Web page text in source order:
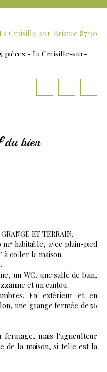
La Croisille-sur-Briance 87130
pièces - La Croisille-sur-
du bien
ET TERRAIN.
habitable, avec plain-pied
à coller la maison.
un WC, une salle de bain,
et un cantou.
En extérieur et en
une grange fermée de 56
mais l'agriculteur
de la maison, si telle est la